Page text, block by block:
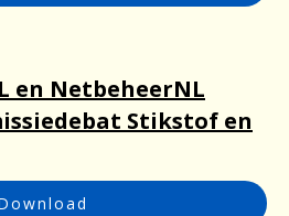
en NetbeheerNL
Stikstof en